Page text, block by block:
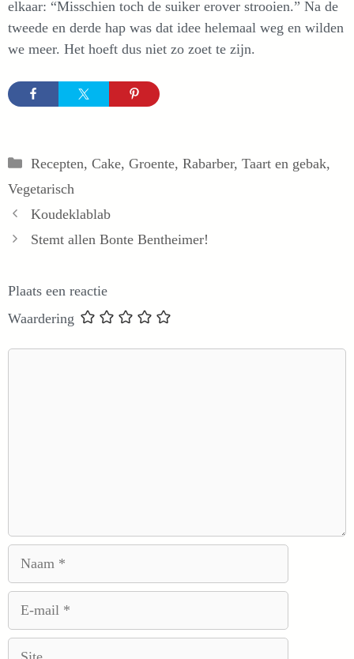
elkaar: “Misschien toch de suiker erover strooien.” Na de
tweede en derde hap was dat idee helemaal weg en wilden
we meer. Het hoeft dus niet zo zoet te zijn.
Categorieën
Recepten, Cake, Groente, Rabarber, Taart en gebak,
Vegetarisch
Koudeklablab
Stemt allen Bonte Bentheimer!
Plaats een reactie
Waardering